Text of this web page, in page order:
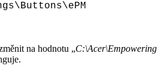
na hodnotu „C:\Acer\Empowering